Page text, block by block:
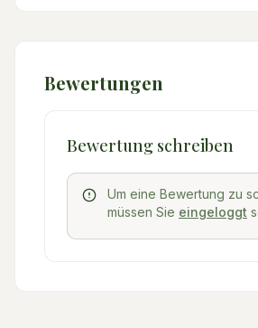
Bewertungen
Bewertung schreiben
Um eine Bewertung zu
müssen Sie eingeloggt